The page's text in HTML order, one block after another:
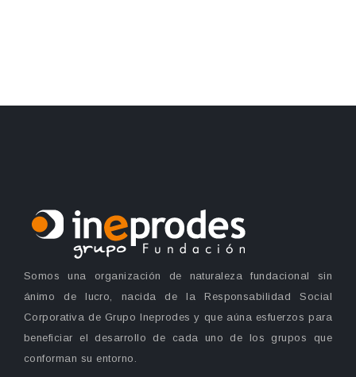
Somos una organización de naturaleza fundacional sin
ánimo de lucro, nacida de la Responsabilidad Social
Corporativa de Grupo Ineprodes y que aúna esfuerzos para
beneficiar el desarrollo de cada uno de los grupos que
conforman su entorno.